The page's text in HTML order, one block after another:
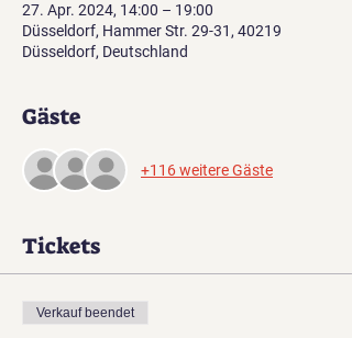
27. Apr. 2024, 14:00 – 19:00
Düsseldorf, Hammer Str. 29-31, 40219
Düsseldorf, Deutschland
Gäste
+116 weitere Gäste
Tickets
Verkauf beendet